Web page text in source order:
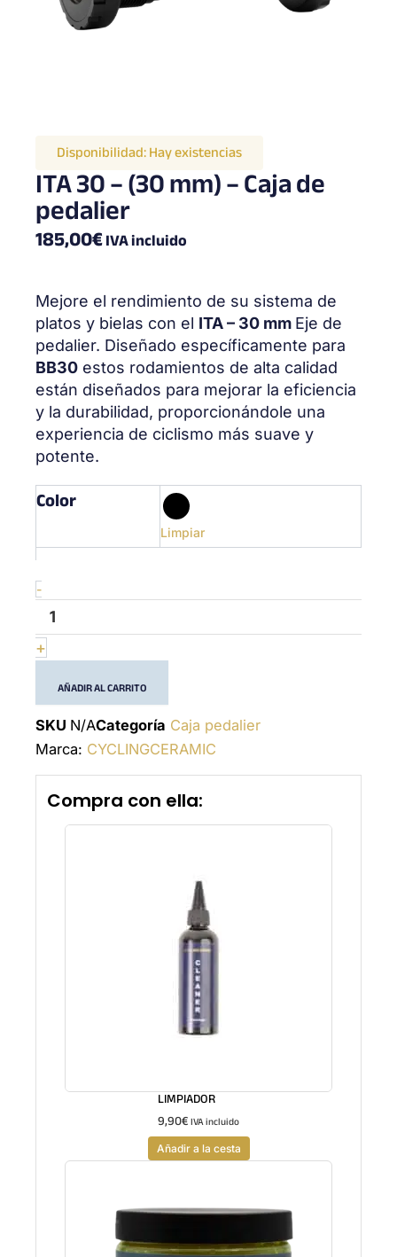
Disponibilidad:Hay existencias
ITA 30 – (30 mm) – Caja de
pedalier
185,00€IVA incluido
Mejore el rendimiento de su sistema de
platos y bielas con el ITA – 30 mm Eje de
pedalier. Diseñado específicamente para
BB30 estos rodamientos de alta calidad
están diseñados para mejorar la eficiencia
y la durabilidad, proporcionándole una
experiencia de ciclismo más suave y
potente.
Color
Limpiar
-
ITA
30
(30mm)
Bottom
Bracket
cantidad
+
AÑADIR AL CARRITO
SKU N/ACategoría Caja pedalier
Marca: CYCLINGCERAMIC
Compra con ella:
LIMPIADOR
9,90€IVA incluido
Añadir a la cesta